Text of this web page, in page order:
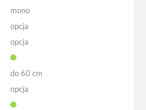
mono
opcja
opcja
do 60 cm
opcja